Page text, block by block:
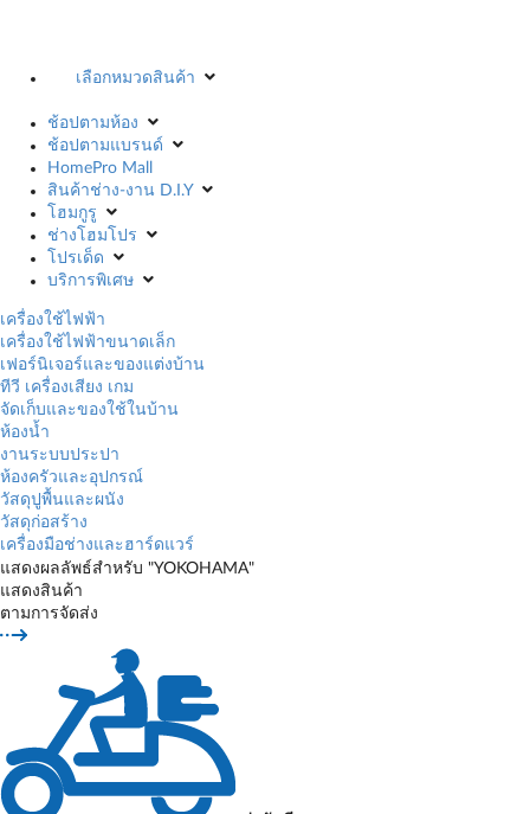
เลือกหมวดสินค้า
ช้อปตามห้อง
ช้อปตามแบรนด์
HomePro Mall
สินค้าช่าง-งาน D.I.Y
โฮมกูรู
ช่างโฮมโปร
โปรเด็ด
บริการพิเศษ
เครื่องใช้ไฟฟ้า
เครื่องใช้ไฟฟ้าขนาดเล็ก
เฟอร์นิเจอร์และของแต่งบ้าน
ทีวี เครื่องเสียง เกม
จัดเก็บและของใช้ในบ้าน
ห้องน้ำ
งานระบบประปา
ห้องครัวและอุปกรณ์
วัสดุปูพื้นและผนัง
วัสดุก่อสร้าง
เครื่องมือช่างและฮาร์ดแวร์
แสดงผลลัพธ์สำหรับ "YOKOHAMA"
แสดงสินค้า
ตามการจัดส่ง